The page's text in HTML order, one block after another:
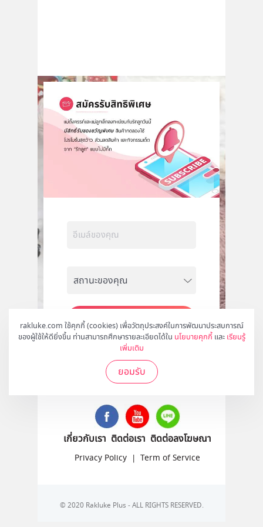
rakluke.com ใช้คุกกี้ (cookies) เพื่อวัตถุประสงค์ในการพัฒนาประสบการณ์
ของผู้ใช้ให้ดียิ่งขึ้น ท่านสามารถศึกษารายละเอียดได้ใน นโยบายคุกกี้ และ เรียนรู้
เพิ่มเติม
ยอมรับ
สมัคร
ติดตามเราได้ที่
เกี่ยวกับเรา ติดต่อเรา ติดต่อลงโฆษณา
Privacy Policy | Term of Service
© 2020 Rakluke Plus - ALL RIGHTS RESERVED.